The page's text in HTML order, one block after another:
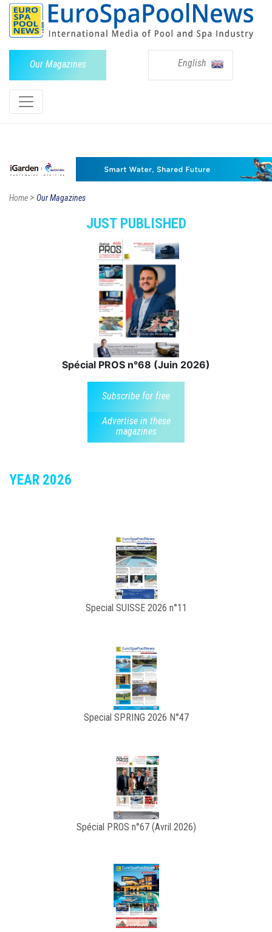
Our Magazines English
Home> Our Magazines
JUST PUBLISHED
Spécial PROS n°68 (Juin 2026)
Subscribe for free
Advertise in these
magazines
YEAR 2026
Special SUISSE 2026 n°11
Special SPRING 2026 N°47
Spécial PROS n°67 (Avril 2026)